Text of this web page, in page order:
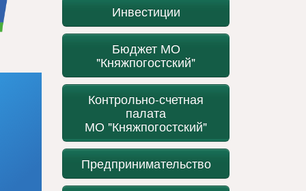
Инвестиции
Бюджет МО
"Княжпогостский"
Контрольно-счетная
палата
МО "Княжпогостский"
Предпринимательство